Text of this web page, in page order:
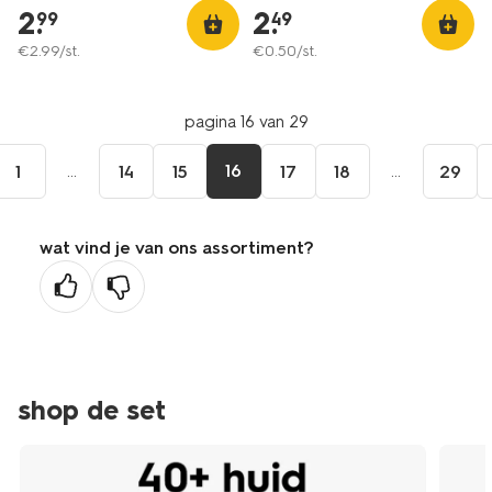
2.
99
€2.99/st.
2.
49
€0.50/st.
pagina 16 van 29
1 ... 14 15 16 17 18 ... 29
wat vind je van ons assortiment?
shop de set